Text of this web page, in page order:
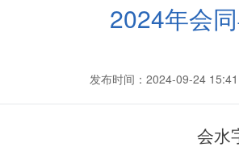
2024年会
发布时间：2024-09-24 15:41
会水